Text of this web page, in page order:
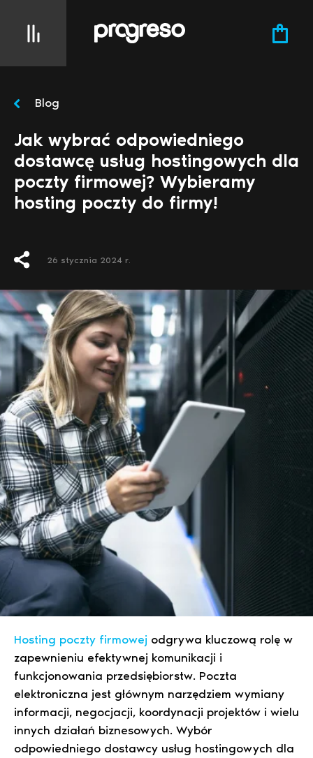
Blog
Jak wybrać odpowiedniego
dostawcę usług hostingowych dla
poczty firmowej? Wybieramy
hosting poczty do firmy!
26 stycznia 2024 r.
Hosting poczty firmowej odgrywa kluczową rolę w
zapewnieniu efektywnej komunikacji i
funkcjonowania przedsiębiorstw. Poczta
elektroniczna jest głównym narzędziem wymiany
informacji, negocjacji, koordynacji projektów i wielu
innych działań biznesowych. Wybór
odpowiedniego dostawcy usług hostingowych dla